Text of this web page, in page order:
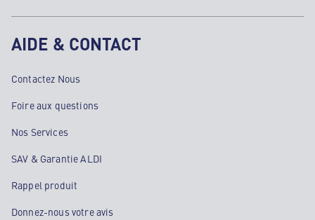
AIDE & CONTACT
Contactez Nous
Foire aux questions
Nos Services
SAV & Garantie ALDI
Rappel produit
Donnez-nous votre avis